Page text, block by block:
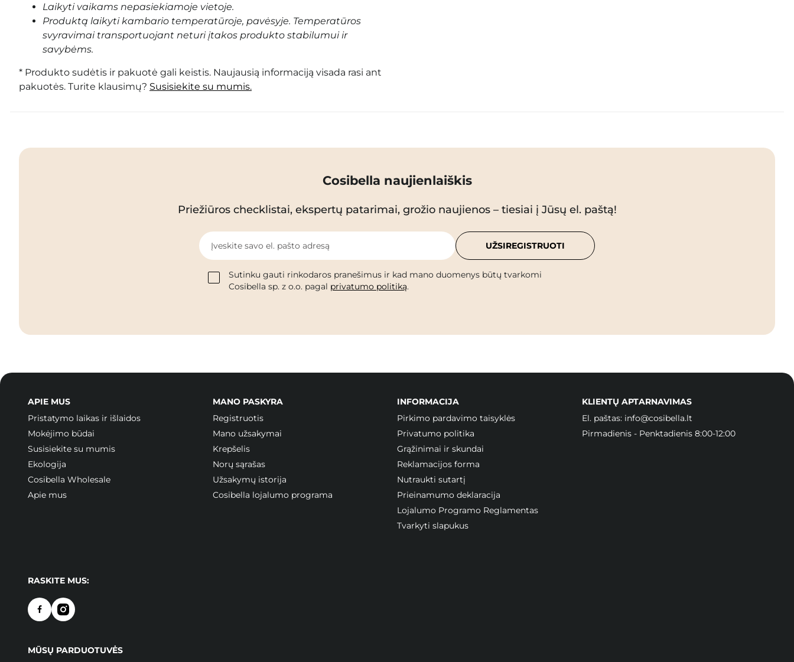
Laikyti vaikams nepasiekiamoje vietoje.
Produktą laikyti kambario temperatūroje, pavėsyje. Temperatūros
svyravimai transportuojant neturi įtakos produkto stabilumui ir
savybėms.
* Produkto sudėtis ir pakuotė gali keistis. Naujausią informaciją visada rasi ant
pakuotės. Turite klausimų? Susisiekite su mumis.
Cosibella naujienlaiškis
Priežiūros checklistai, ekspertų patarimai, grožio naujienos – tiesiai į Jūsų el. paštą!
Įveskite savo el. pašto adresą
Sutinku gauti rinkodaros pranešimus ir kad mano duomenys būtų tvarkomi
Cosibella sp. z o.o. pagal privatumo politiką.
UŽSIREGISTRUOTI
APIE MUS
Pristatymo laikas ir išlaidos
Mokėjimo būdai
Susisiekite su mumis
Ekologija
Cosibella Wholesale
Apie mus
MANO PASKYRA
Registruotis
Mano užsakymai
Krepšelis
Norų sąrašas
Užsakymų istorija
Cosibella lojalumo programa
INFORMACIJA
Pirkimo pardavimo taisyklės
Privatumo politika
Grąžinimai ir skundai
Reklamacijos forma
Nutraukti sutartį
Prieinamumo deklaracija
Lojalumo Programo Reglamentas
Tvarkyti slapukus
KLIENTŲ APTARNAVIMAS
El. paštas: info@cosibella.lt
Pirmadienis - Penktadienis 8:00-12:00
RASKITE MUS:
MŪSŲ PARDUOTUVĖS